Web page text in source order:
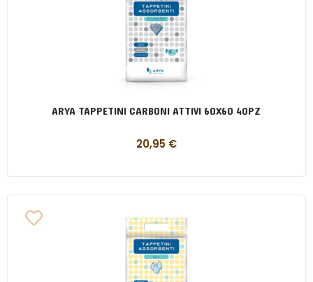
ARYA TAPPETINI CARBONI ATTIVI 60X60 40PZ
20,95 €